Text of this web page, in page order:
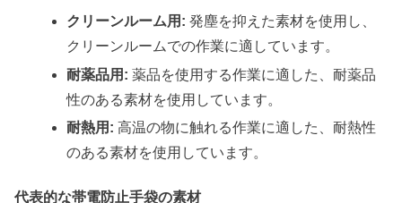
クリーンルーム用: 発塵を抑えた素材を使用し、
クリーンルームでの作業に適しています。
耐薬品用: 薬品を使用する作業に適した、耐薬品
性のある素材を使用しています。
耐熱用: 高温の物に触れる作業に適した、耐熱性
のある素材を使用しています。
代表的な帯電防止手袋の素材